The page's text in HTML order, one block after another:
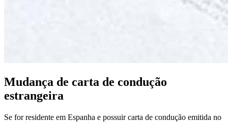
Mudança de carta de condução
estrangeira
Se for residente em Espanha e possuir carta de condução emitida no